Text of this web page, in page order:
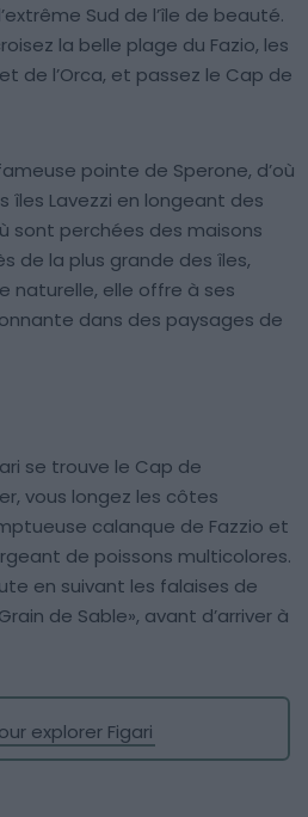
Sud de l’île de beauté.
la belle plage du Fazio, les
de l’Orca, et passez le Cap de
pointe de Sperone, d’où
îles Lavezzi en longeant des
sont perchées des maisons
de la plus grande des îles,
naturelle, elle offre à ses
dans des paysages de
se trouve le Cap de
vous longez les côtes
calanque de Fazzio et
de poissons multicolores.
en suivant les falaises de
de Sable», avant d’arriver à
explorer Figari